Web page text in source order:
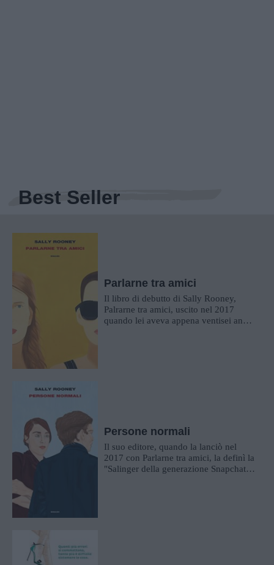
Best Seller
Parlarne tra amici
Il libro di debutto di Sally Rooney,
Palrarne tra amici, uscito nel 2017
quando lei aveva appena ventisei anni,
Persone normali
Il suo editore, quando la lanciò nel
2017 con Parlarne tra amici, la definì la
"Salinger della generazione Snapchat".